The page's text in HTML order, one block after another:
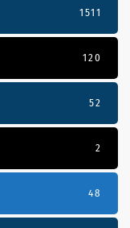
1511
120
52
2
48